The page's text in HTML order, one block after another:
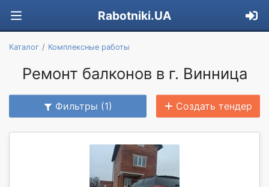
Rabotniki.UA
Каталог Комплексные работы
Ремонт балконов в г. Винница
Фильтры (1) Создать тендер